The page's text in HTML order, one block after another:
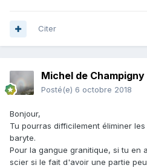
Citer
Michel de Champigny
Posté(e) 6 octobre 2018
Bonjour,
Tu pourras difficilement éliminer
baryte.
Pour la gangue granitique, si tu en
scier si le fait d'avoir une partie